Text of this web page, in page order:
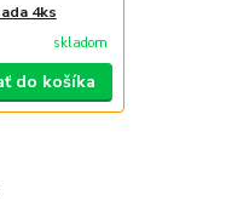
4ks
skladom
do košíka